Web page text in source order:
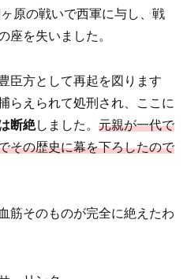
原の戦いで西軍に与し、戦
座を失いました。
臣方として再起を図ります
らえられて処刑され、ここに
断絶しました。 元親が一代で
その歴史に幕を下ろしたので
筋そのものが完全に絶えたわ